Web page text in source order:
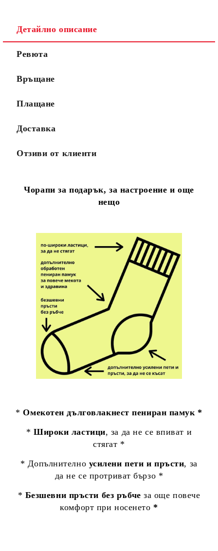
Детайлно описание
Ревюта
Връщане
Плащане
Доставка
Отзиви от клиенти
Чорапи за подарък, за настроение и още
нещо
*Омекотен дълговлакнест пениран памук *
* Широки ластици, за да не се впиват и
стягат *
* Допълнително усилени пети и пръсти, за
да не се протриват бързо *
* Безшевни пръсти без ръбчеза още повече
комфорт при носенето *